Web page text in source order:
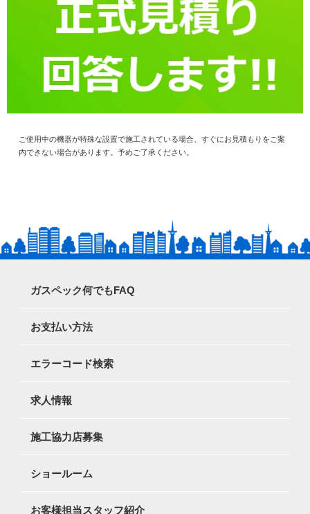
ご使用中の機器が特殊な設置で施工されている場合、すぐにお見積もりをご案
内できない場合があります。予めご了承ください。
ガスペック何でもFAQ
お支払い方法
エラーコード検索
求人情報
施工協力店募集
ショールーム
お客様担当スタッフ紹介